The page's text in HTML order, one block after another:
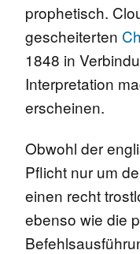
prophetisch.
gescheiterten
1848 in
Interpretation
erscheinen.
Obwohl der
Pflicht nur um
einen recht
ebenso wie die